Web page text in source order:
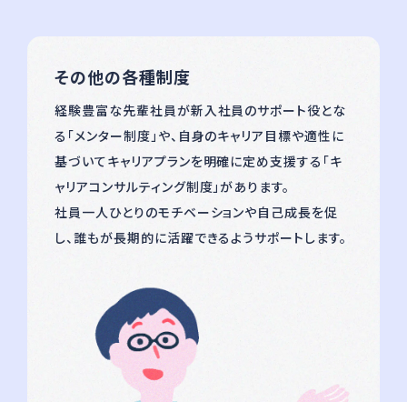
その他の各種制度
経験豊富な先輩社員が新⼊社員のサポート役とな
る「メンター制度」や、⾃⾝のキャリア⽬標や適性に
基づいてキャリアプランを明確に定め⽀援する「キ
ャリアコンサルティング制度」があります。
社員一人ひとりのモチベーションや自己成長を促
し、誰もが長期的に活躍できるようサポートします。